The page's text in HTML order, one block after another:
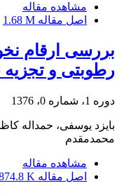
مشاهده مقاله
اصل مقاله 1.68 M
بررسی ارقام
رطوبتی و
دوره 1، شماره 0، 1376
بایزد یوسفی، حمداله
محمدمقدم
مشاهده مقاله
اصل مقاله K